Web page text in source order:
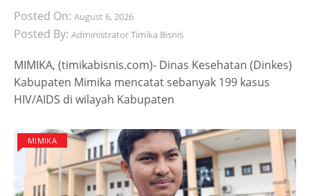
Posted On: August 6, 2026
Posted By: Administrator Timika Bisnis
MIMIKA, (timikabisnis.com)- Dinas Kesehatan (Dinkes)
Kabupaten Mimika mencatat sebanyak 199 kasus
HIV/AIDS di wilayah Kabupaten
MIMIKA